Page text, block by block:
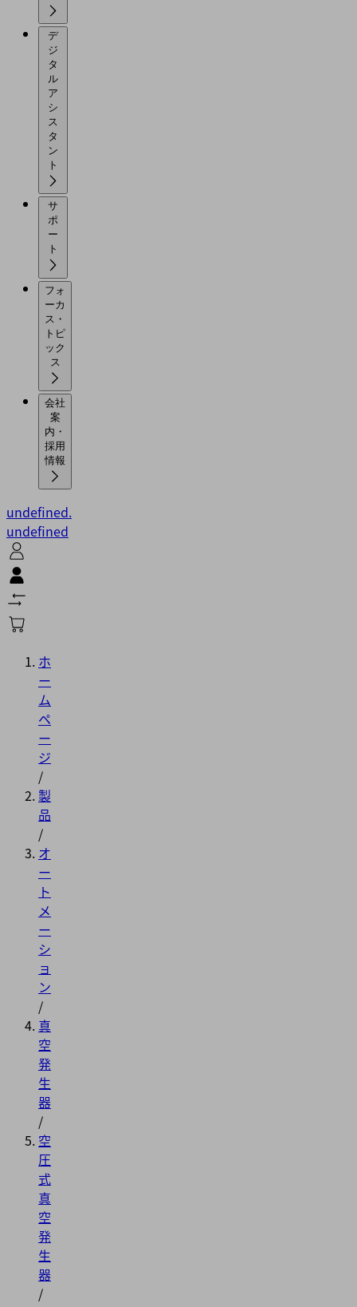
デ
ジ
タ
ル
ア
シ
ス
タ
ン
サ
ポ
ー
フォ
ーカ
ス・
トピ
ック
会社
案
内・
採用
情報
undefined.
undefined
ホ
ー
ム
ペ
ー
ジ
/
製
品
/
オ
ー
ト
メ
ー
シ
ョ
ン
/
真
空
発
生
器
/
空
圧
式
真
空
発
生
器
/